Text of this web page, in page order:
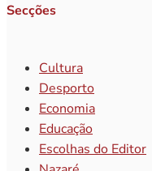
Secções
Cultura
Desporto
Economia
Educação
Escolhas do Editor